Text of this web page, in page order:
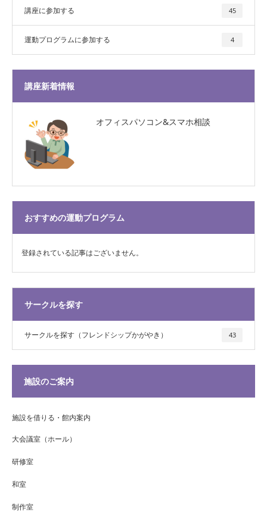
講座に参加する 45
運動プログラムに参加する 4
講座新着情報
オフィスパソコン&スマホ相談
おすすめの運動プログラム
登録されている記事はございません。
サークルを探す
サークルを探す（フレンドシップかがやき） 43
施設のご案内
施設を借りる・館内案内
大会議室（ホール）
研修室
和室
制作室